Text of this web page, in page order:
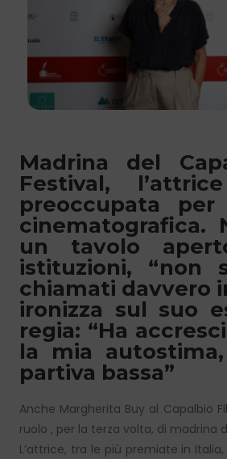
Madrina del
Festival,
preoccupata per
cinematografica.
un tavolo
istituzioni, “non
chiamati davvero
ironizza sul suo
regia: “Ha
la mia
partiva bassa”
Anche Margherita Buy al Capalbio
ruolo , per la terza volta, di madrina
L’attrice, tra le più premiate in